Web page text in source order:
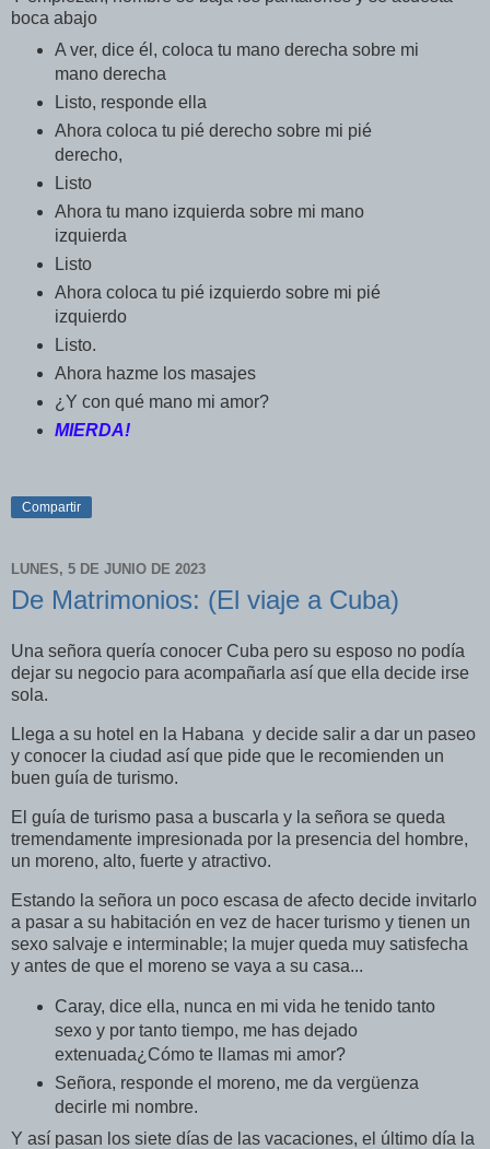
boca abajo
A ver, dice él, coloca tu mano derecha sobre mi
mano derecha
Listo, responde ella
Ahora coloca tu pié derecho sobre mi pié
derecho,
Listo
Ahora tu mano izquierda sobre mi mano
izquierda
Listo
Ahora coloca tu pié izquierdo sobre mi pié
izquierdo
Listo.
Ahora hazme los masajes
¿Y con qué mano mi amor?
MIERDA!
Compartir
LUNES, 5 DE JUNIO DE 2023
De Matrimonios: (El viaje a Cuba)
Una señora quería conocer Cuba pero su esposo no podía
dejar su negocio para acompañarla así que ella decide irse
sola.
Llega a su hotel en la Habana y decide salir a dar un paseo
y conocer la ciudad así que pide que le recomienden un
buen guía de turismo.
El guía de turismo pasa a buscarla y la señora se queda
tremendamente impresionada por la presencia del hombre,
un moreno, alto, fuerte y atractivo.
Estando la señora un poco escasa de afecto decide invitarlo
a pasar a su habitación en vez de hacer turismo y tienen un
sexo salvaje e interminable; la mujer queda muy satisfecha
y antes de que el moreno se vaya a su casa...
Caray, dice ella, nunca en mi vida he tenido tanto
sexo y por tanto tiempo, me has dejado
extenuada¿Cómo te llamas mi amor?
Señora, responde el moreno, me da vergüenza
decirle mi nombre.
Y así pasan los siete días de las vacaciones, el último día la